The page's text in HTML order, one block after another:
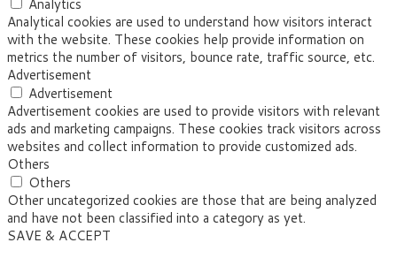
Analytical cookies are used to understand how visitors interact
with the website. These cookies help provide information on
metrics the number of visitors, bounce rate, traffic source, etc.
Advertisement
Advertisement
Advertisement cookies are used to provide visitors with relevant
ads and marketing campaigns. These cookies track visitors across
websites and collect information to provide customized ads.
Others
Others
Other uncategorized cookies are those that are being analyzed
and have not been classified into a category as yet.
SAVE & ACCEPT